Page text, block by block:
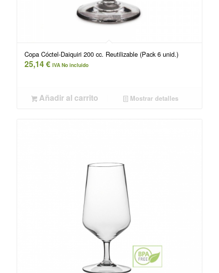
Copa Cóctel-Daiquiri 200 cc. Reutilizable (Pack 6 unid.)
25,14€ IVA No incluido
Añadir al carrito Mostrar detalles